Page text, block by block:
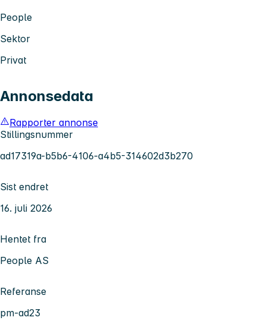
People
Sektor
Privat
Annonsedata
Rapporter annonse
Stillingsnummer
ad17319a-b5b6-4106-a4b5-314602d3b270
Sist endret
16. juli 2026
Hentet fra
People AS
Referanse
pm-ad23